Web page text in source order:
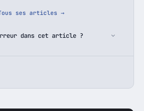
ses articles →
dans cet article ?